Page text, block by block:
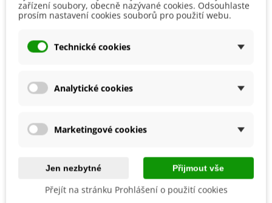
květy získámevyštipováním postranních poupat.
Soustavné kvetení zajistíme odstraňováním odkvetlých
květních úborů.
Co udělat s hlízami po odkvětu?
v písku či rašelině. Další rok je možné je opět vysadit.
Možnosti Pěstování
Venku
Výrobce
Druh Jiřinky
Dekorativní
Jak balíme cibulky?
Každý druh cibulek je označen ,obrázkema
postupem k pěstování
Chceme býtšetrní k přírodě, proto cibuloviny balíme do
zařízení soubory, obecně nazývané cookies. Odsouhlaste
prosím nastavení cookies souborů pro použití webu.
Technické cookies
Analytické cookies
Marketingové cookies
Jen nezbytné Přijmout vše
Přejít na stránku Prohlášení o použití cookies